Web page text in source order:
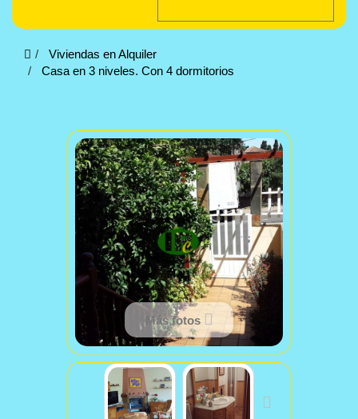
Viviendas en Alquiler
Casa en 3 niveles. Con 4 dormitorios
Más fotos